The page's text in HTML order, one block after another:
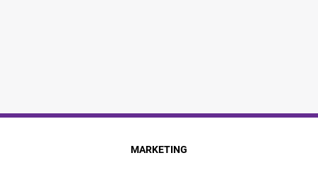
MARKETING